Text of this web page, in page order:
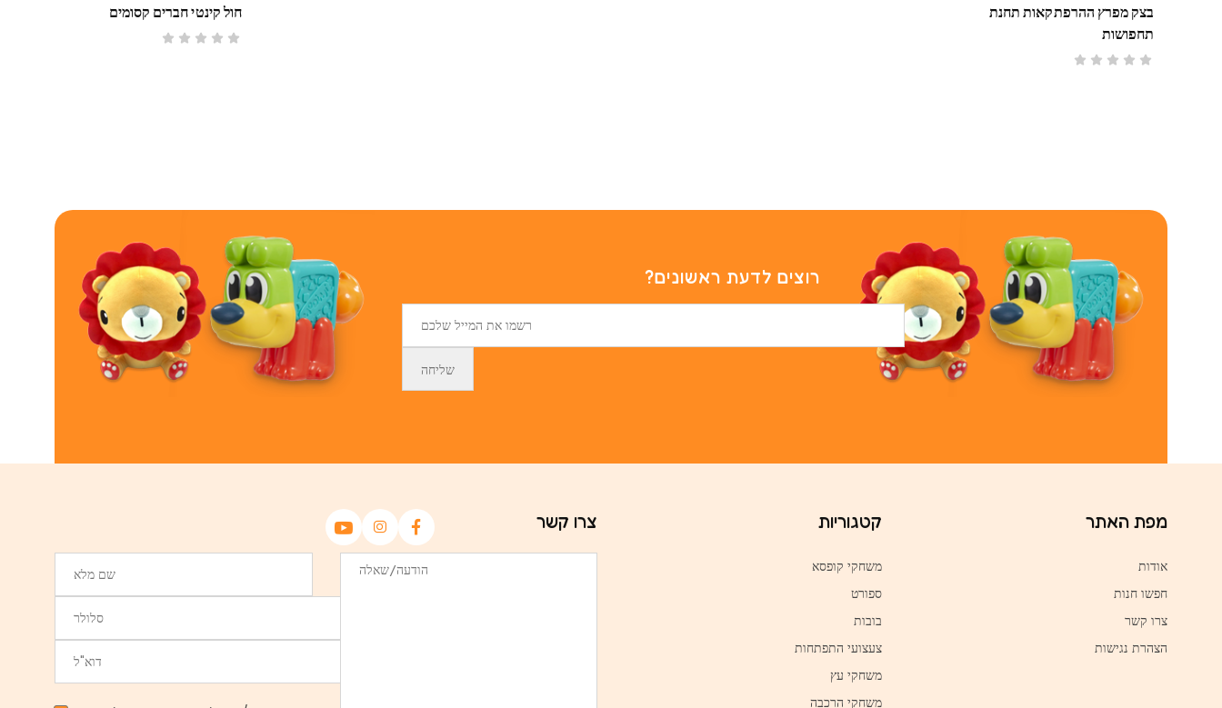
בצק מפרץ ההרפתקאות תחנת
תחפושות
חול קינטי חברים קסומים
רוצים לדעת ראשונים?
מפת האתר
אודות
חפשו חנות
צרו קשר
הצהרת נגישות
קטגוריות
משחקי קופסא
ספורט
בובות
צעצועי התפתחות
משחקי עץ
משחקי הרכבה
צרו קשר